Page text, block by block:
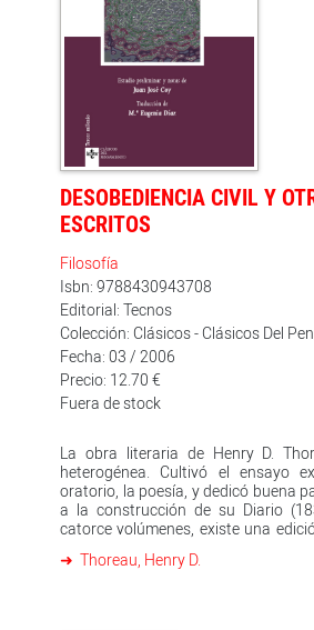
DESOBEDIENCIA CIVIL Y
ESCRITOS
Filosofía
Isbn: 9788430943708
Editorial: Tecnos
Colección: Clásicos - Clásicos Del
Fecha: 03 / 2006
Precio: 12.70 €
Fuera de stock
La obra literaria de Henry D.
heterogénea. Cultivó el ensayo
oratorio, la poesía, y dedicó buena
a la construcción de su Diario
catorce volúmenes, existe una
centenario, en 1962, se reeditó esta
Thoreau, Henry D.